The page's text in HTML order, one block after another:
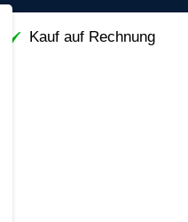
Kauf auf Rechnung